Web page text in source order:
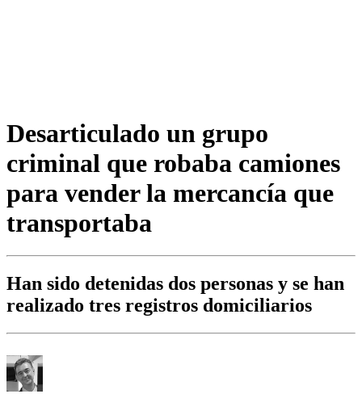
Desarticulado un grupo
criminal que robaba camiones
para vender la mercancía que
transportaba
Han sido detenidas dos personas y se han
realizado tres registros domiciliarios